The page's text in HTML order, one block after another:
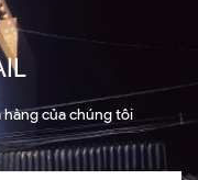
của chúng tôi